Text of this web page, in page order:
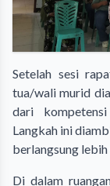
​Setelah sesi
tua/wali murid
dari
Langkah ini
berlangsung
​Di dalam